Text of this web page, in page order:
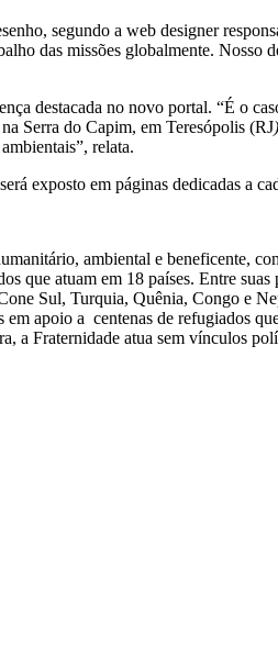
segundo a web designer
das missões globalmente.
destacada no novo portal. “É o
Serra do Capim, em Teresópolis (RJ),
relata.
exposto em páginas dedicadas a
ambiental e beneficente,
que atuam em 18 países. Entre suas
Sul, Turquia, Quênia, Congo e
apoio a centenas de refugiados
a Fraternidade atua sem vínculos